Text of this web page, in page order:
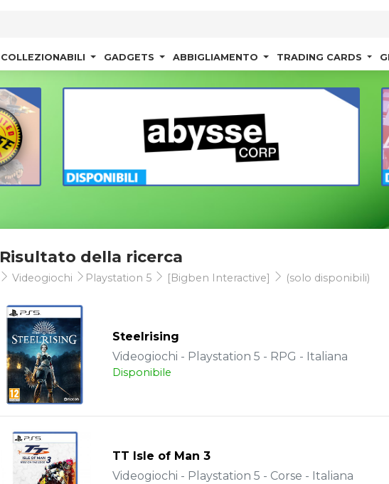
COLLEZIONABILI GADGETS ABBIGLIAMENTO TRADING CARDS
Risultato della ricerca
Videogiochi Playstation 5 [Bigben Interactive] (solo disponibili)
Steelrising
Videogiochi - Playstation 5 - RPG - Italiana
Disponibile
TT Isle of Man 3
Videogiochi - Playstation 5 - Corse - Italiana